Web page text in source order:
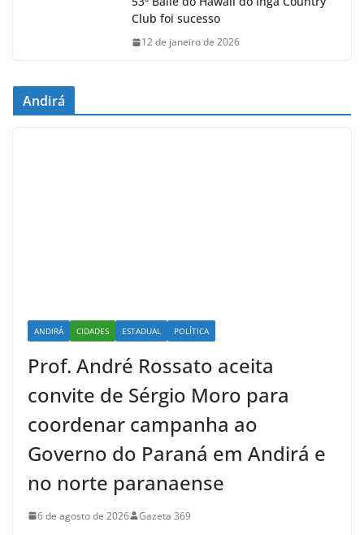
Club foi sucesso
12 de janeiro de 2026
Andirá
ANDIRÁ CIDADES ESTADUAL POLÍTICA
Prof. André Rossato aceita
convite de Sérgio Moro para
coordenar campanha ao
Governo do Paraná em Andirá e
no norte paranaense
6 de agosto de 2026 Gazeta 369